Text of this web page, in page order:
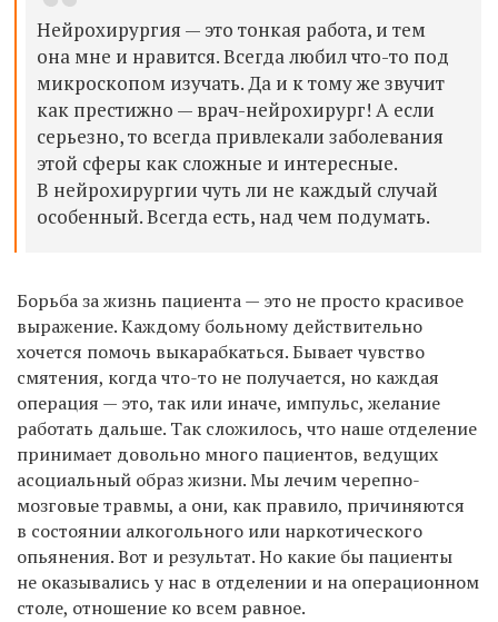
Нейрохирургия — это тонкая работа, и тем
она мне и нравится. Всегда любил что-то под
микроскопом изучать. Да и к тому же звучит
как престижно — врач-нейрохирург! А если
серьезно, то всегда привлекали заболевания
этой сферы как сложные и интересные.
В нейрохирургии чуть ли не каждый случай
особенный. Всегда есть, над чем подумать.
Борьба за жизнь пациента — это не просто красивое
выражение. Каждому больному действительно
хочется помочь выкарабкаться. Бывает чувство
смятения, когда что-то не получается, но каждая
операция — это, так или иначе, импульс, желание
работать дальше. Так сложилось, что наше отделение
принимает довольно много пациентов, ведущих
асоциальный образ жизни. Мы лечим черепно-
мозговые травмы, а они, как правило, причиняются
в состоянии алкогольного или наркотического
опьянения. Вот и результат. Но какие бы пациенты
не оказывались у нас в отделении и на операционном
столе, отношение ко всем равное.